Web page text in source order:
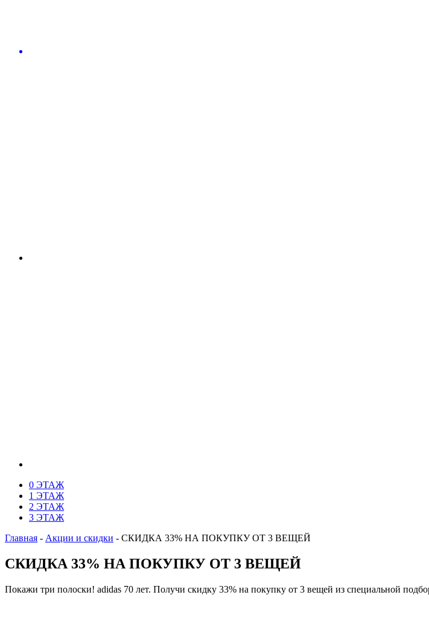
0 ЭТАЖ
1 ЭТАЖ
2 ЭТАЖ
3 ЭТАЖ
Главная - Акции и скидки - СКИДКА 33% НА ПОКУПКУ ОТ 3 ВЕЩЕЙ
СКИДКА 33% НА ПОКУПКУ ОТ 3 ВЕЩЕЙ
Покажи три полоски! adidas 70 лет. Получи скидку 33% на покупку от 3 вещей из специальной